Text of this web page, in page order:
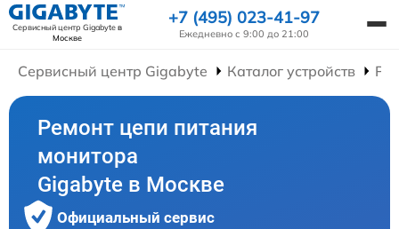
Сервисный центр Gigabyteв
Москве
+7 (495) 023-41-97
Ежедневно с 9:00 до 21:00
Сервисный центр Gigabyte Каталог устройств
Ремонт цепи питания
монитора
Gigabyte в Москве
Официальный сервис